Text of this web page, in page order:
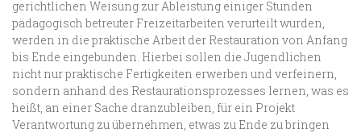
gerichtlichen Weisung zur Ableistung einiger Stunden
pädagogisch betreuter Freizeitarbeiten verurteilt wurden,
werden in die praktische Arbeit der Restauration von Anfang
bis Ende eingebunden. Hierbei sollen die Jugendlichen
nicht nur praktische Fertigkeiten erwerben und verfeinern,
sondern anhand des Restaurationsprozesses lernen, was es
heißt, an einer Sache dranzubleiben, für ein Projekt
Verantwortung zu übernehmen, etwas zu Ende zu bringen